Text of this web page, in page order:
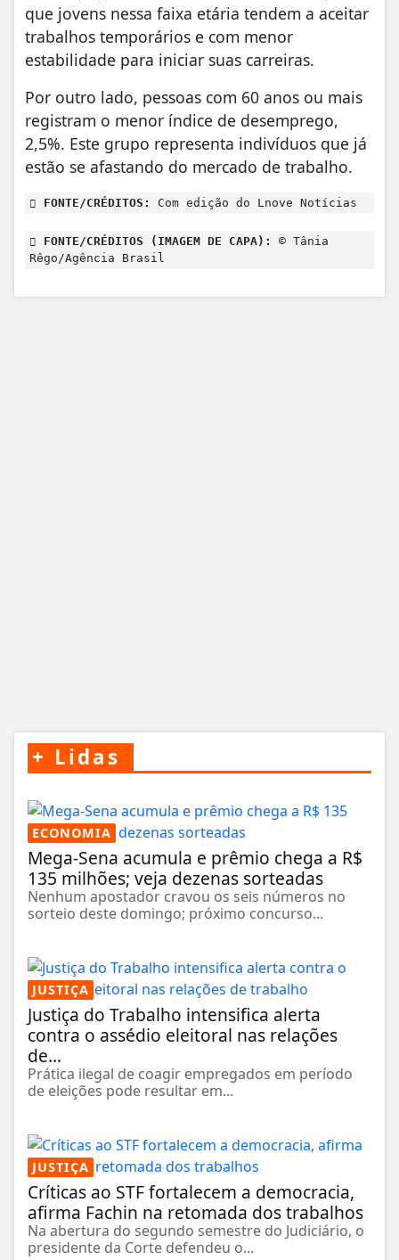
que jovens nessa faixa etária tendem a aceitar
trabalhos temporários e com menor
estabilidade para iniciar suas carreiras.
Por outro lado, pessoas com 60 anos ou mais
registram o menor índice de desemprego,
2,5%. Este grupo representa indivíduos que já
estão se afastando do mercado de trabalho.
FONTE/CRÉDITOS: Com edição do Lnove Notícias
FONTE/CRÉDITOS (IMAGEM DE CAPA):
© Tânia
Rêgo/Agência Brasil
+ Lidas
ECONOMIA
Mega-Sena acumula e prêmio chega a R$
135 milhões; veja dezenas sorteadas
Nenhum apostador cravou os seis números no
sorteio deste domingo; próximo concurso...
JUSTIÇA
Justiça do Trabalho intensifica alerta
contra o assédio eleitoral nas relações
de...
Prática ilegal de coagir empregados em período
de eleições pode resultar em...
JUSTIÇA
Críticas ao STF fortalecem a democracia,
afirma Fachin na retomada dos trabalhos
Na abertura do segundo semestre do Judiciário, o
presidente da Corte defendeu o...